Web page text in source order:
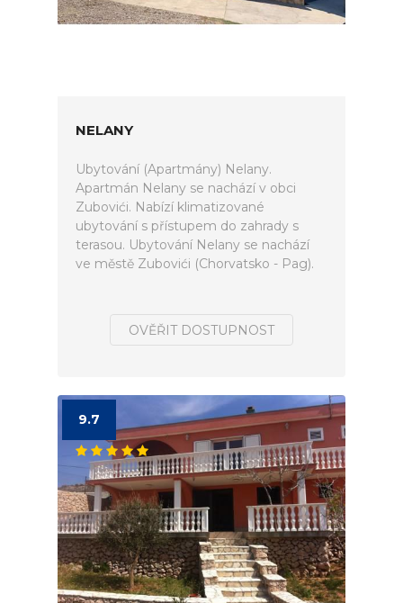
NELANY
Ubytování (Apartmány) Nelany.
Apartmán Nelany se nachází v obci
Zubovići. Nabízí klimatizované
ubytování s přístupem do zahrady s
terasou. Ubytování Nelany se nachází
ve městě Zubovići (Chorvatsko - Pag).
OVĚŘIT DOSTUPNOST
9.7